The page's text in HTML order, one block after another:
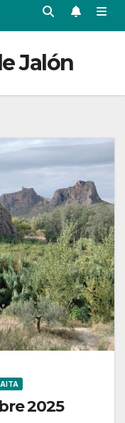
Jalón
2025